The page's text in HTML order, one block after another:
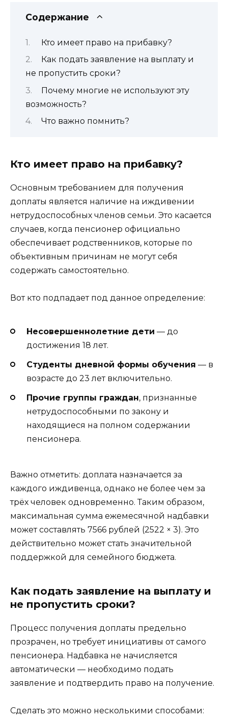
Содержание
Кто имеет право на прибавку?
Как подать заявление на выплату и
не пропустить сроки?
Почему многие не используют эту
возможность?
Что важно помнить?
Кто имеет право на прибавку?
Основным требованием для получения
доплаты является наличие на иждивении
нетрудоспособных членов семьи. Это касается
случаев, когда пенсионер официально
обеспечивает родственников, которые по
объективным причинам не могут себя
содержать самостоятельно.
Вот кто подпадает под данное определение:
Несовершеннолетние дети — до
достижения 18 лет.
Студенты дневной формы обучения — в
возрасте до 23 лет включительно.
Прочие группы граждан, признанные
нетрудоспособными по закону и
находящиеся на полном содержании
пенсионера.
Важно отметить: доплата назначается за
каждого иждивенца, однако не более чем за
трёх человек одновременно. Таким образом,
максимальная сумма ежемесячной надбавки
может составлять 7566 рублей (2522 × 3). Это
действительно может стать значительной
поддержкой для семейного бюджета.
Как подать заявление на выплату и
не пропустить сроки?
Процесс получения доплаты предельно
прозрачен, но требует инициативы от самого
пенсионера. Надбавка не начисляется
автоматически — необходимо подать
заявление и подтвердить право на получение.
Сделать это можно несколькими способами: